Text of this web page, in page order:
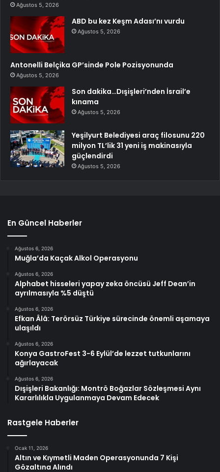
Ağustos 5, 2026
ABD bu kez Keşm Adası’nı vurdu
Ağustos 5, 2026
Antonelli Belçika GP’sinde Pole Pozisyonunda
Ağustos 5, 2026
Son dakika…Dışişleri’nden İsrail’e
kınama
Ağustos 5, 2026
Yeşilyurt Belediyesi araç filosunu 220
milyon TL’lik 31 yeni iş makinasıyla
güçlendirdi
Ağustos 5, 2026
En Güncel Haberler
Ağustos 6, 2026
Muğla’da Kaçak Alkol Operasyonu
Ağustos 6, 2026
Alphabet hisseleri yapay zeka öncüsü Jeff Dean’in
ayrılmasıyla %5 düştü
Ağustos 6, 2026
Efkan Âlâ: Terörsüz Türkiye sürecinde önemli aşamaya
ulaşıldı
Ağustos 6, 2026
Konya GastroFest 3-6 Eylül’de lezzet tutkunlarını
ağırlayacak
Ağustos 6, 2026
Dışişleri Bakanlığı: Montrö Boğazlar Sözleşmesi Aynı
Kararlılıkla Uygulanmaya Devam Edecek
Rastgele Haberler
Ocak 11, 2026
Altın ve Kıymetli Maden Operasyonunda 7 Kişi
Gözaltına Alındı